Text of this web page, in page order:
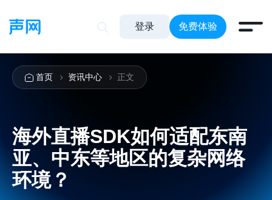
登录 免费体验
首页 资讯中心 正文
海外直播SDK如何适配东南
亚、中东等地区的复杂网络
环境？